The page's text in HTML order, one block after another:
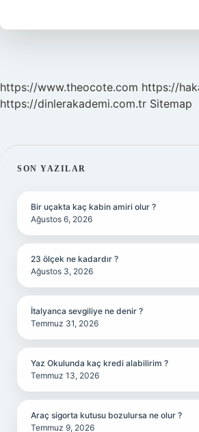
Ne
https://www.theocote.com https://
https://dinlerakademi.com.tr Sitemap
SIDEBAR
SON YAZILAR
Bir uçakta kaç kabin amiri olur ?
Ağustos 6, 2026
23 ölçek ne kadardır ?
Ağustos 3, 2026
İtalyanca sevgiliye ne denir ?
Temmuz 31, 2026
Yaz Okulunda kaç kredi alabilirim ?
Temmuz 13, 2026
Araç sigorta kutusu bozulursa ne olur ?
Temmuz 9, 2026